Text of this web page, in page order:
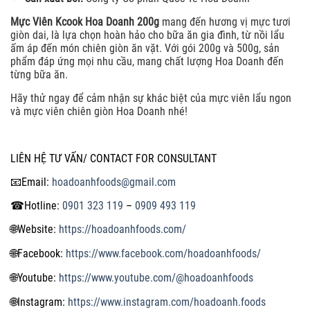
Mực Viên Kcook Hoa Doanh 200g mang đến hương vị mực tươi
giòn dai, là lựa chọn hoàn hảo cho bữa ăn gia đình, từ nồi lẩu
ấm áp đến món chiên giòn ăn vặt. Với gói 200g và 500g, sản
phẩm đáp ứng mọi nhu cầu, mang chất lượng Hoa Doanh đến
từng bữa ăn.
Hãy thử ngay để cảm nhận sự khác biệt của mực viên lẩu ngon
và mực viên chiên giòn Hoa Doanh nhé!
LIÊN HỆ TƯ VẤN/ CONTACT FOR CONSULTANT
📧Email: hoadoanhfoods@gmail.com
☎Hotline: 0901 323 119 – 0909 493 119
🌐Website: https://hoadoanhfoods.com/
🌐Facebook: https://www.facebook.com/hoadoanhfoods/
🌐Youtube: https://www.youtube.com/@hoadoanhfoods
🌐Instagram: https://www.instagram.com/hoadoanh.foods